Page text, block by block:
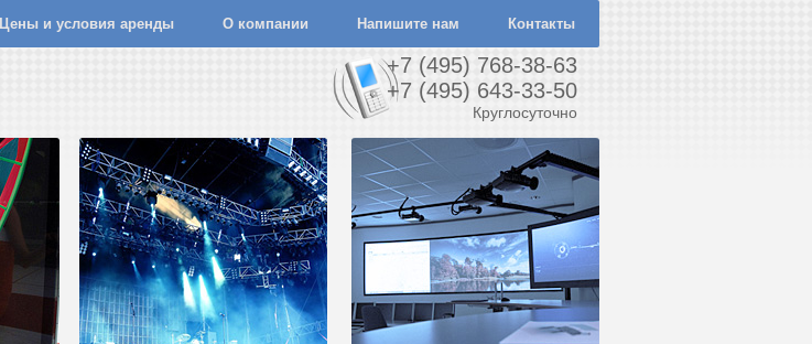
Цены и условия аренды О компании Напишите нам Контакты
+7 (495) 768-38-63
+7 (495) 643-33-50
Круглосуточно